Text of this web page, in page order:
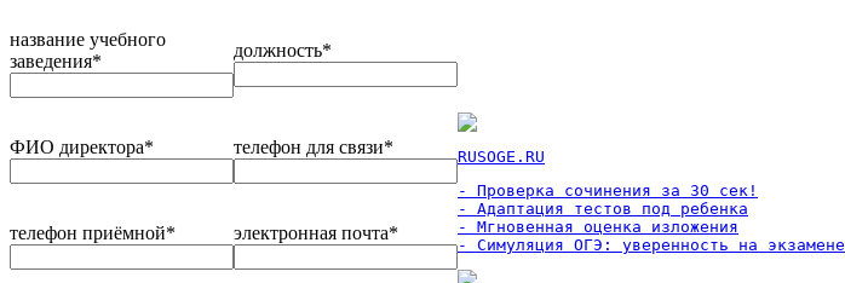
название учебного
заведения*
должность*
ФИО директора* телефон для связи*
телефон приёмной* электронная почта*
RUSOGE.RU
- Проверка сочинения за 30 сек!
- Адаптация тестов под ребенка
- Мгновенная оценка изложения
- Симуляция ОГЭ: уверенность на экзамене